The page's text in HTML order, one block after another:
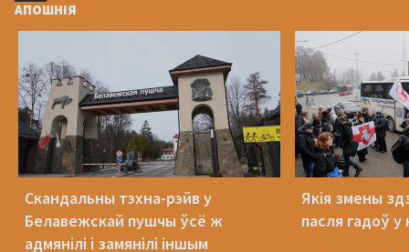
АПОШНІЯ
Скандальны тэхна-рэйв у
Белавежскай пушчы ўсё ж
адмянілі і замянілі іншым
Якія змены
пасля гадоў у